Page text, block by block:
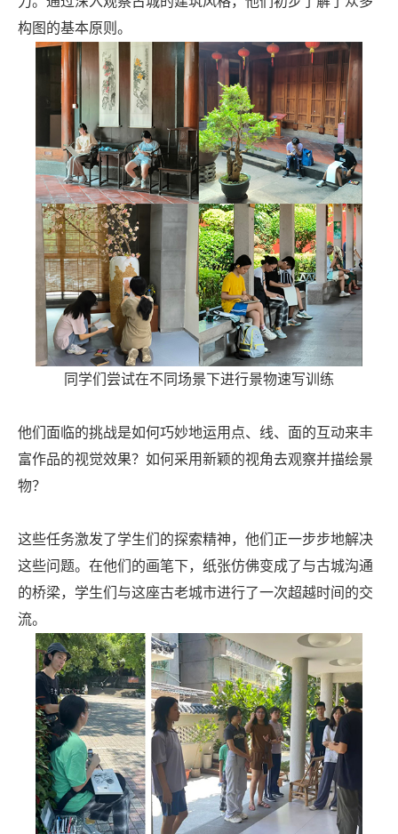
构图的基本原则。
同学们尝试在不同场景下进行景物速写训练
他们面临的挑战是如何巧妙地运用点、线、面的互动来丰
富作品的视觉效果？如何采用新颖的视角去观察并描绘景
物？
这些任务激发了学生们的探索精神，他们正一步步地解决
这些问题。在他们的画笔下，纸张仿佛变成了与古城沟通
的桥梁，学生们与这座古老城市进行了一次超越时间的交
流。